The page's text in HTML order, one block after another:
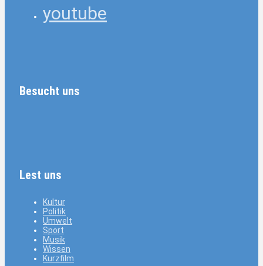
youtube
Besucht uns
Lest uns
Kultur
Politik
Umwelt
Sport
Musik
Wissen
Kurzfilm